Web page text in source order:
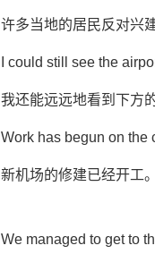
许多当地的居民反对兴
I could still see the
我还能远远地看到下方
Work has begun on the
新机场的修建已经开工。
We managed to get to